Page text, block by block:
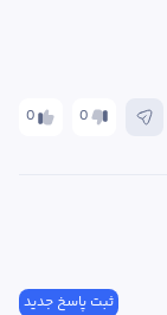
0 0
ثبت پاسخ جدید